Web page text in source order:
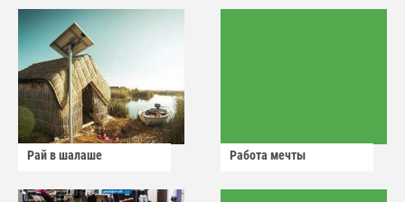
Рай в шалаше Работа мечты